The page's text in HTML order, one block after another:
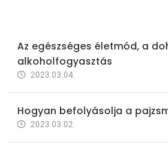
Az egészséges életmód, a
alkoholfogyasztás
2023.03.04.
Hogyan befolyásolja a
2023.03.02.